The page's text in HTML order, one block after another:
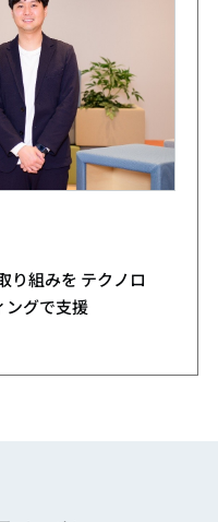
り組みを テクノロ
グで支援